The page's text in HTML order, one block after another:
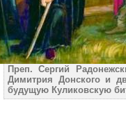
Преп. Сергий
Димитрия Донского и
будущую Куликовскую